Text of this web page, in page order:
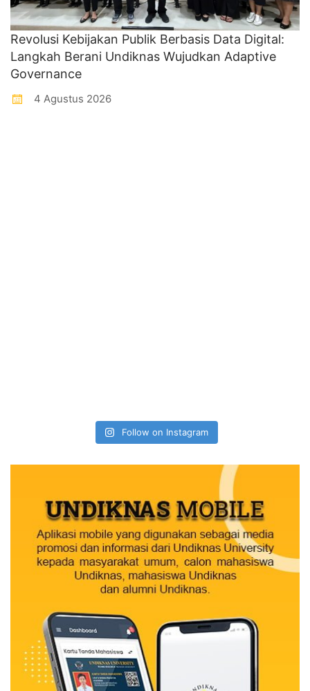
Revolusi Kebijakan Publik Berbasis Data Digital:
Langkah Berani Undiknas Wujudkan Adaptive
Governance
4 Agustus 2026
Follow on Instagram